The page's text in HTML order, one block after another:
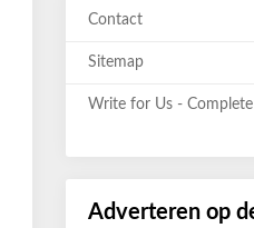
Contact
Sitemap
Write for Us - Complete
Adverteren op